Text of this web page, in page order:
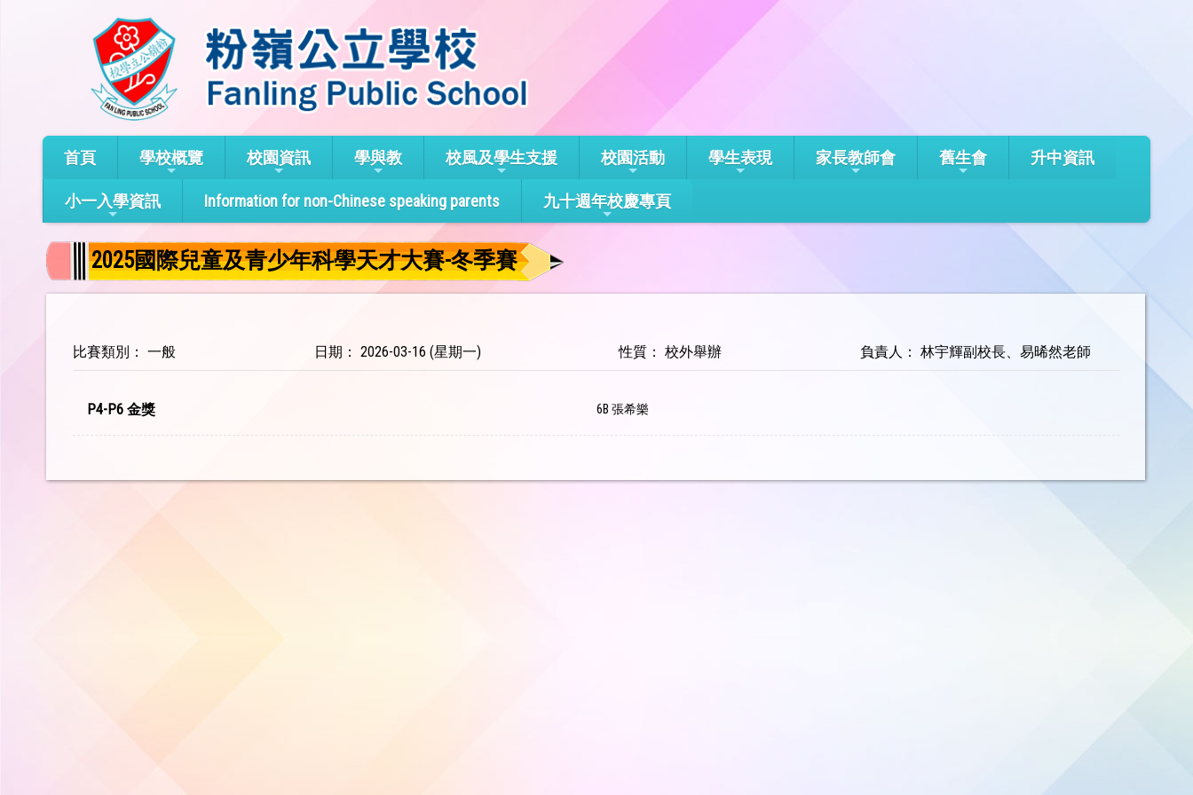
首頁 學校概覽 校園資訊 學與教 校風及學生支援 校園活動 學生表現 家長教師會 舊生會 升中資訊
小一入學資訊 Information for non-Chinese speaking parents 九十週年校慶專頁
2025國際兒童及青少年科學天才大賽-冬季賽
比賽類別： 一般 日期： 2026-03-16 (星期一) 性質： 校外舉辦 負責人： 林宇輝副校長、易晞然老師
P4-P6 金獎 6B 張希樂